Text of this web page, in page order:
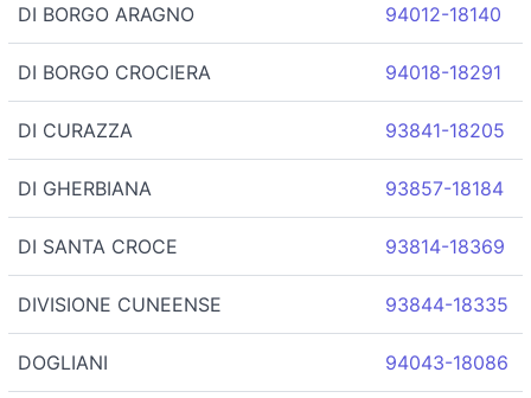
DI BORGO ARAGNO 94012-18140
DI BORGO CROCIERA 94018-18291
DI CURAZZA 93841-18205
DI GHERBIANA 93857-18184
DI SANTA CROCE 93814-18369
DIVISIONE CUNEENSE 93844-18335
DOGLIANI 94043-18086